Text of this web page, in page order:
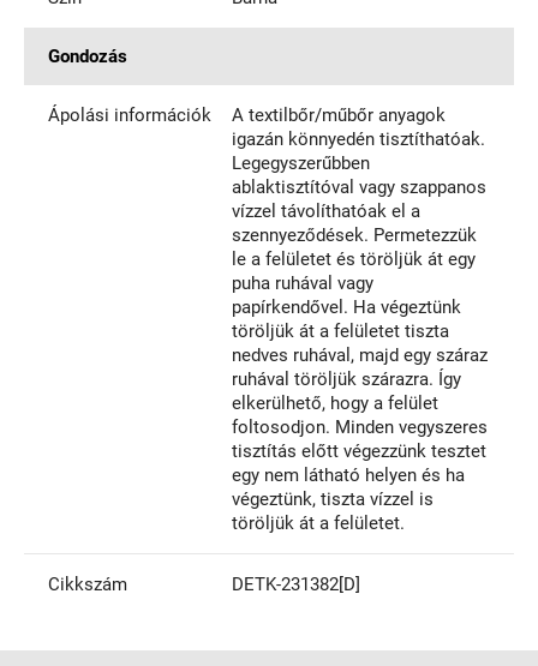
Gondozás
Ápolási információk
A textilbőr/műbőr anyagok
igazán könnyedén tisztíthatóak.
Legegyszerűbben
ablaktisztítóval vagy szappanos
vízzel távolíthatóak el a
szennyeződések. Permetezzük
le a felületet és töröljük át egy
puha ruhával vagy
papírkendővel. Ha végeztünk
töröljük át a felületet tiszta
nedves ruhával, majd egy száraz
ruhával töröljük szárazra. Így
elkerülhető, hogy a felület
foltosodjon. Minden vegyszeres
tisztítás előtt végezzünk tesztet
egy nem látható helyen és ha
végeztünk, tiszta vízzel is
töröljük át a felületet.
Cikkszám DETK-231382[D]